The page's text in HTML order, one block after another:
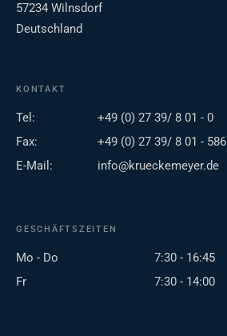
57234 Wilnsdorf
Deutschland
KONTAKT
Tel:
+49 (0) 27 39/ 8 01 - 0
Fax:
+49 (0) 27 39/ 8 01 - 586
E-Mail:
info@krueckemeyer.de
GESCHÄFTSZEITEN
Mo - Do
7:30 - 16:45
Fr
7:30 - 14:00